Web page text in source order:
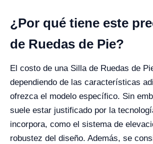
¿Por qué tiene este
de Ruedas de Pie?
El costo de una Silla de Ruedas de
dependiendo de las características
ofrezca el modelo específico. Sin
suele estar justificado por la
incorpora, como el sistema de
robustez del diseño. Además, se